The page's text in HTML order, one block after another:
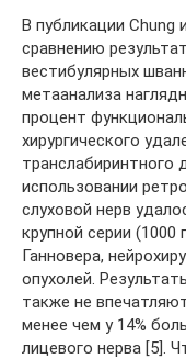
В публикации Chung
сравнению
вестибулярных
метаанализа
процент
хирургического
транслабиринтного
использовании
слуховой нерв
крупной серии
Ганновера,
опухолей.
также не
менее чем у 14%
лицевого нерва [5].